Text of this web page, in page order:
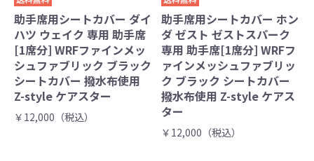
助手席用シートカバー ダイ
ハツ ウェイク 専用 助手席
[1席分] WRFファインメッ
シュファブリック ブラック
シートカバー 撥水布使用
Z-style ケアスター
￥12,000（税込）
助手席用シートカバー ホン
ダ ゼスト ゼストスパーク
専用 助手席[1席分] WRFフ
ァインメッシュファブリッ
ク ブラック シートカバー
撥水布使用 Z-style ケアス
ター
￥12,000（税込）